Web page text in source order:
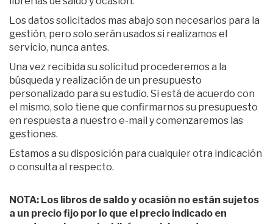
Los datos solicitados mas abajo son necesarios para la
gestión, pero solo serán usados si realizamos el
servicio, nunca antes.
Una vez recibida su solicitud procederemos a la
búsqueda y realización de un presupuesto
personalizado para su estudio. Si está de acuerdo con
el mismo, solo tiene que confirmarnos su presupuesto
en respuesta a nuestro e-mail y comenzaremos las
gestiones.
Estamos a su disposición para cualquier otra indicación
o consulta al respecto.
NOTA: Los libros de saldo y ocasión no están sujetos
a un precio fijo por lo que el precio indicado en